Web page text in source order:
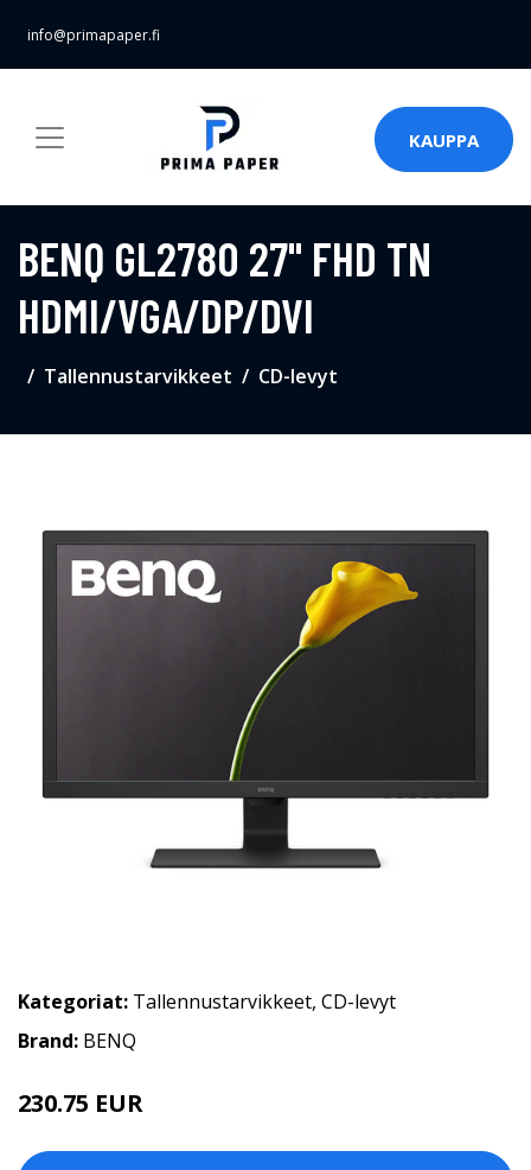
info@primapaper.fi
KAUPPA
BENQ GL2780 27" FHD TN
HDMI/VGA/DP/DVI
Tallennustarvikkeet CD-levyt
Kategoriat: Tallennustarvikkeet, CD-levyt
Brand: BENQ
230.75 EUR